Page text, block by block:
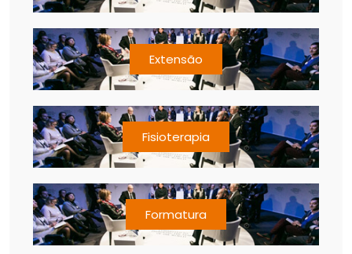
Extensão
Fisioterapia
Formatura